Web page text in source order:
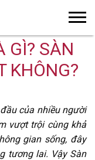
GÌ? SÀN
KHÔNG?
của nhiều người
vượt trội cùng khả
gian sống, đây
tương lai. Vậy Sàn